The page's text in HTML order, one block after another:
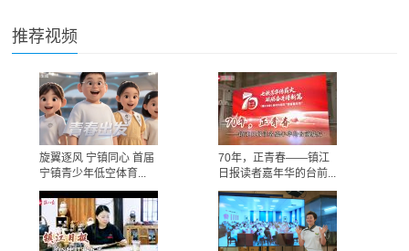
推荐视频
旋翼逐风 宁镇同心 首届
宁镇青少年低空体育...
70年，正青春——镇江
日报读者嘉年华的台前...